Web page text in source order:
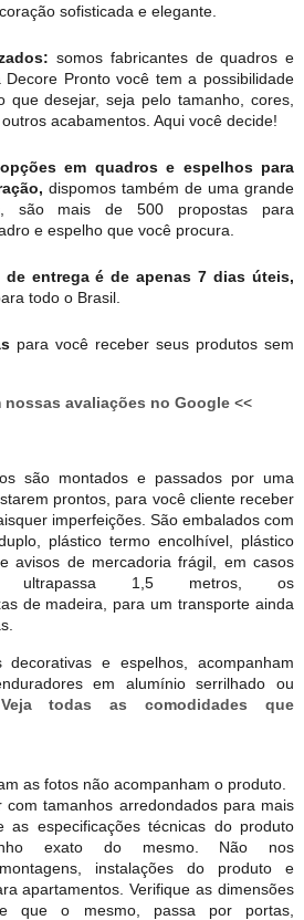
sofisticada e elegante.
somos fabricantes de quadros e
Pronto você tem a possibilidade
que desejar, seja pelo tamanho, cores,
acabamentos. Aqui você decide!
em quadros e espelhos para
dispomos também de uma grande
são mais de 500 propostas para
e espelho que você procura.
entrega é de apenas 7 dias úteis,
todo o Brasil.
para você receber seus produtos sem
nossas avaliações no Google <<
são montados e passados por uma
prontos, para você cliente receber
imperfeições. São embalados com
plástico termo encolhível, plástico
avisos de mercadoria frágil, em casos
1,5 metros, os
de madeira, para um transporte ainda
e espelhos, acompanham
em alumínio serrilhado ou
Veja todas as comodidades que
as fotos não acompanham o produto.
tamanhos arredondados para mais
as especificações técnicas do produto
exato do mesmo. Não nos
instalações do produto e
apartamentos. Verifique as dimensões
que o mesmo, passa por portas,